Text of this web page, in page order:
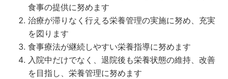
食事の提供に努めます
治療が滞りなく行える栄養管理の実施に努め、充実
を図ります
食事療法が継続しやすい栄養指導に努めます
入院中だけでなく、退院後も栄養状態の維持、改善
を目指し、栄養管理に努めます